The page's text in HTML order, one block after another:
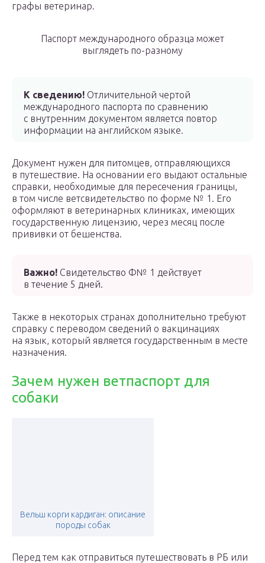
графы ветеринар.
Паспорт международного образца может
выглядеть по-разному
К сведению! Отличительной чертой
международного паспорта по сравнению
с внутренним документом является повтор
информации на английском языке.
Документ нужен для питомцев, отправляющихся
в путешествие. На основании его выдают остальные
справки, необходимые для пересечения границы,
в том числе ветсвидетельство по форме № 1. Его
оформляют в ветеринарных клиниках, имеющих
государственную лицензию, через месяц после
прививки от бешенства.
Важно! Свидетельство Ф№ 1 действует
в течение 5 дней.
Также в некоторых странах дополнительно требуют
справку с переводом сведений о вакцинациях
на язык, который является государственным в месте
назначения.
Зачем нужен ветпаспорт для
собаки
Вельш корги кардиган: описание
породы собак
Перед тем как отправиться путешествовать в РБ или